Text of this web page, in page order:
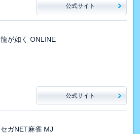
公式サイト
龍が如く ONLINE
公式サイト
セガNET麻雀 MJ